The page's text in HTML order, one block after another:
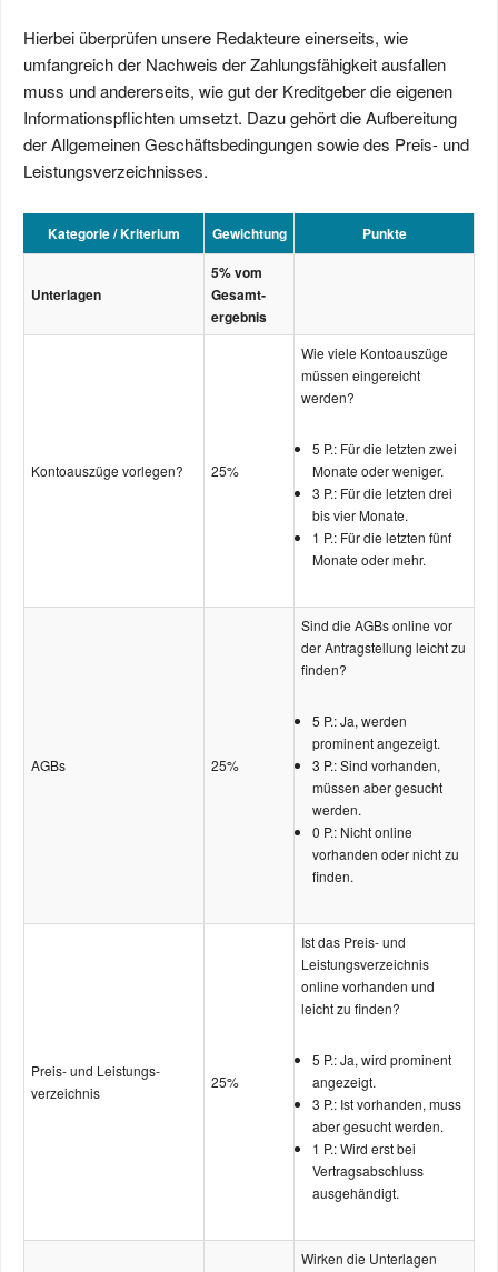
Hierbei überprüfen unsere Redakteure einerseits, wie
umfangreich der Nachweis der Zahlungsfähigkeit ausfallen
muss und andererseits, wie gut der Kreditgeber die eigenen
Informationspflichten umsetzt. Dazu gehört die Aufbereitung
der Allgemeinen Geschäftsbedingungen sowie des Preis- und
Leistungsverzeichnisses.
Kategorie / Kriterium Gewichtung Punkte
Unterlagen
5% vom
Gesamt­
ergebnis
Kontoauszüge vorlegen? 25%
Wie viele Kontoauszüge
müssen eingereicht
werden?
5 P.: Für die letzten zwei
Monate oder weniger.
3 P.: Für die letzten drei
bis vier Monate.
1 P.: Für die letzten fünf
Monate oder mehr.
AGBs 25%
Sind die AGBs online vor
der Antrag­stellung leicht zu
finden?
5 P.: Ja, werden
prominent angezeigt.
3 P.: Sind vorhanden,
müssen aber gesucht
werden.
0 P.: Nicht online
vorhanden oder nicht zu
finden.
Preis- und Leistungs­
verzeichnis
25%
Ist das Preis- und
Leistungs­­verzeichnis
online vorhanden und
leicht zu finden?
5 P.: Ja, wird prominent
angezeigt.
3 P.: Ist vorhanden, muss
aber gesucht werden.
1 P.: Wird erst bei
Vertragsabschluss
ausgehändigt.
Wirken die Unterlagen